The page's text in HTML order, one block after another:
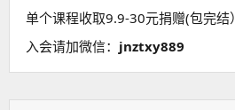
单个课程收取9.9-30元捐赠(包完结）
入会请加微信： jnztxy889